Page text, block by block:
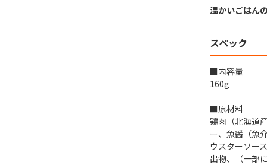
温かいごはん
スペック
■内容量
160g
■原材料
鶏肉（北海道
ー、魚醤（魚
ウスターソー
出物、（一部